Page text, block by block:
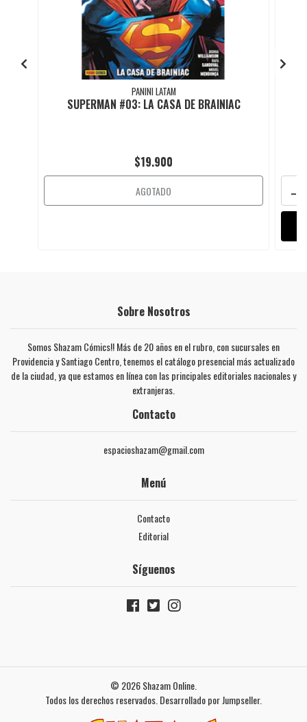
PANINI LATAM
SUPERMAN #03: LA CASA DE BRAINIAC
$19.900
AGOTADO -
Sobre Nosotros
Somos Shazam Cómics!! Más de 20 años en el rubro, con sucursales en
Providencia y Santiago Centro, tenemos el catálogo presencial más actualizado
de la ciudad, ya que estamos en línea con las principales editoriales nacionales y
extranjeras.
Contacto
espacioshazam@gmail.com
Menú
Contacto
Editorial
Síguenos
© 2026 Shazam Online.
Todos los derechos reservados. Desarrollado por Jumpseller.